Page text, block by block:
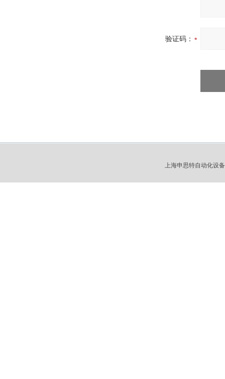
验证码：
上海申思特自动化设